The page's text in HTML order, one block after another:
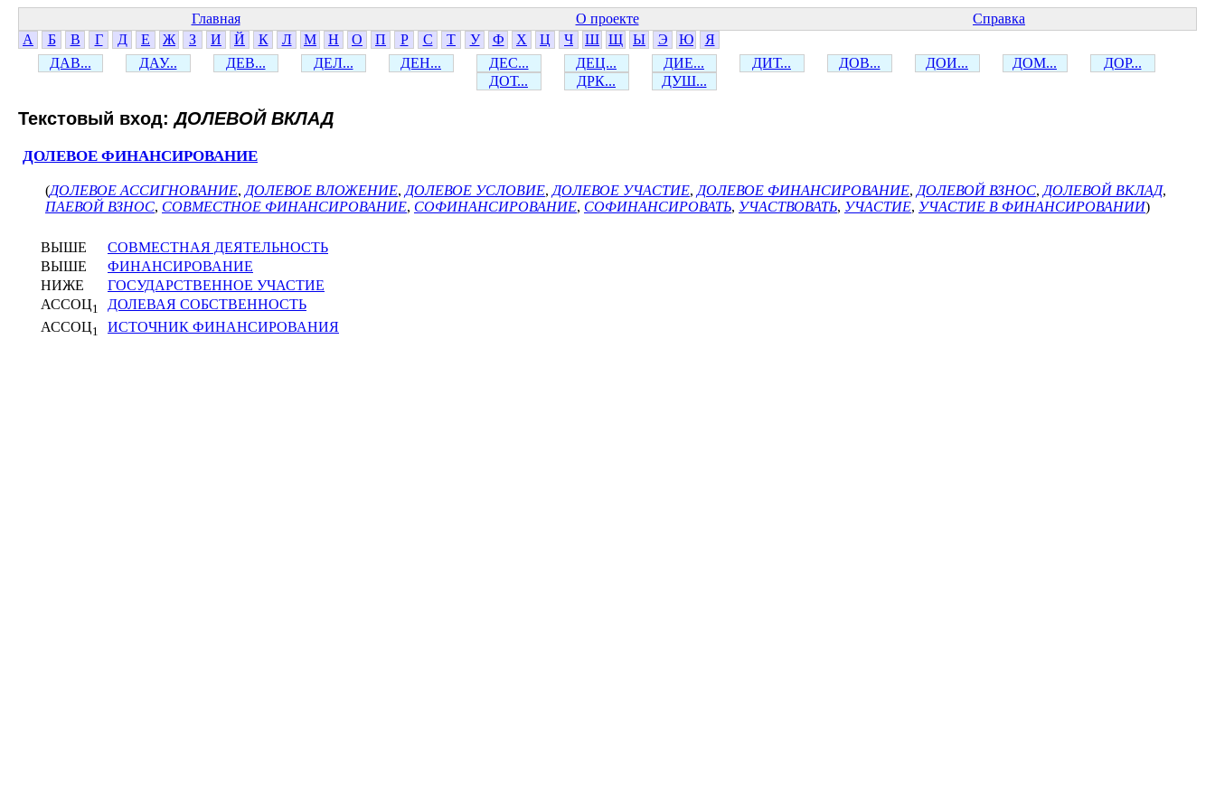
Главная О проекте
Справка
А
Б В Г Д Е Ж З И Й К Л М Н О П Р С Т У Ф Х Ц Ч Ш Щ Ы Э Ю
Я
ДАВ...
ДАУ... ДЕВ... ДЕЛ... ДЕН... ДЕС... ДЕЦ... ДИЕ... ДИТ... ДОВ... ДОИ... ДОМ...
ДОР...
ДОТ...
ДРК... ДУШ...
Текстовый вход:ДОЛЕВОЙ ВКЛАД
ДОЛЕВОЕ ФИНАНСИРОВАНИЕ
(ДОЛЕВОЕ АССИГНОВАНИЕ, ДОЛЕВОЕ ВЛОЖЕНИЕ, ДОЛЕВОЕ УСЛОВИЕ, ДОЛЕВОЕ УЧАСТИЕ, ДОЛЕВОЕ ФИНАНСИРОВАНИЕ, ДОЛЕВОЙ ВЗНОС, ДОЛЕВОЙ ВКЛАД,
ПАЕВОЙ ВЗНОС, СОВМЕСТНОЕ ФИНАНСИРОВАНИЕ, СОФИНАНСИРОВАНИЕ, СОФИНАНСИРОВАТЬ, УЧАСТВОВАТЬ, УЧАСТИЕ, УЧАСТИЕ В ФИНАНСИРОВАНИИ)
ВЫШЕ
СОВМЕСТНАЯ ДЕЯТЕЛЬНОСТЬ
ВЫШЕ
ФИНАНСИРОВАНИЕ
НИЖЕ
ГОСУДАРСТВЕННОЕ УЧАСТИЕ
АССОЦ1
ДОЛЕВАЯ СОБСТВЕННОСТЬ
АССОЦ1 ИСТОЧНИК ФИНАНСИРОВАНИЯ